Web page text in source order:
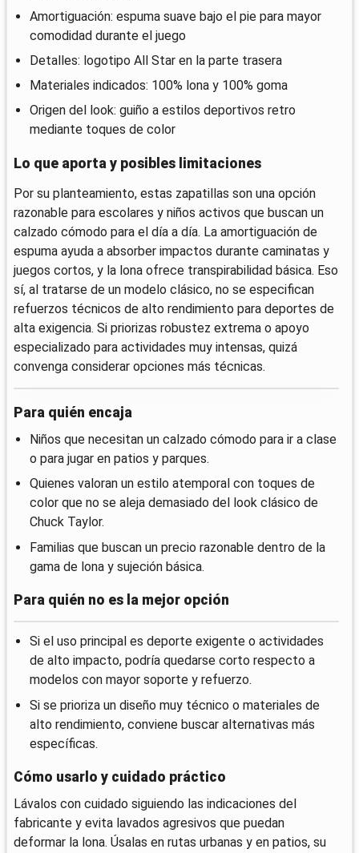
Amortiguación: espuma suave bajo el pie para mayor
comodidad durante el juego
Detalles: logotipo All Star en la parte trasera
Materiales indicados: 100% lona y 100% goma
Origen del look: guiño a estilos deportivos retro
mediante toques de color
Lo que aporta y posibles limitaciones
Por su planteamiento, estas zapatillas son una opción
razonable para escolares y niños activos que buscan un
calzado cómodo para el día a día. La amortiguación de
espuma ayuda a absorber impactos durante caminatas y
juegos cortos, y la lona ofrece transpirabilidad básica. Eso
sí, al tratarse de un modelo clásico, no se especifican
refuerzos técnicos de alto rendimiento para deportes de
alta exigencia. Si priorizas robustez extrema o apoyo
especializado para actividades muy intensas, quizá
convenga considerar opciones más técnicas.
Para quién encaja
Niños que necesitan un calzado cómodo para ir a clase
o para jugar en patios y parques.
Quienes valoran un estilo atemporal con toques de
color que no se aleja demasiado del look clásico de
Chuck Taylor.
Familias que buscan un precio razonable dentro de la
gama de lona y sujeción básica.
Para quién no es la mejor opción
Si el uso principal es deporte exigente o actividades
de alto impacto, podría quedarse corto respecto a
modelos con mayor soporte y refuerzo.
Si se prioriza un diseño muy técnico o materiales de
alto rendimiento, conviene buscar alternativas más
específicas.
Cómo usarlo y cuidado práctico
Lávalos con cuidado siguiendo las indicaciones del
fabricante y evita lavados agresivos que puedan
deformar la lona. Úsalas en rutas urbanas y en patios, su